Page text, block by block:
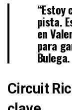
“Estoy
pista.
en
para
Bulega.
Circuit